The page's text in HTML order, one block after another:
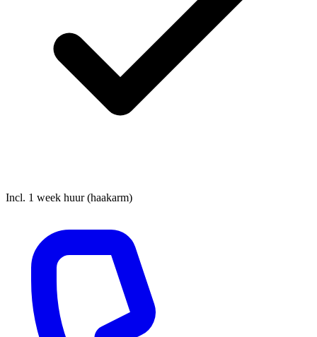
Incl. 1 week huur (haakarm)